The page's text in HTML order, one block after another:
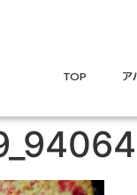
TOP ア